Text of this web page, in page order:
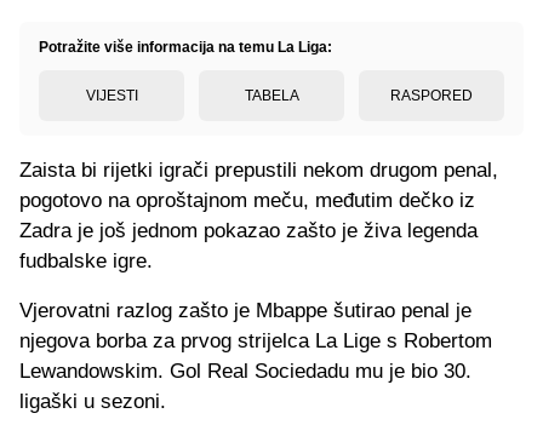
Potražite više informacija na temu La Liga:
VIJESTI TABELA RASPORED
Zaista bi rijetki igrači prepustili nekom drugom penal,
pogotovo na oproštajnom meču, međutim dečko iz
Zadra je još jednom pokazao zašto je živa legenda
fudbalske igre.
Vjerovatni razlog zašto je Mbappe šutirao penal je
njegova borba za prvog strijelca La Lige s Robertom
Lewandowskim. Gol Real Sociedadu mu je bio 30.
ligaški u sezoni.